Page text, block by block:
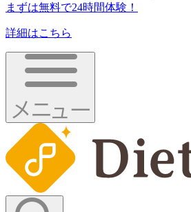
まずは無料で24時間体験！
詳細はこちら